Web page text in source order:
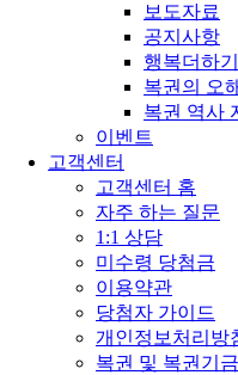
보도자료
공지사항
행복더하
복권의 오
복권 역사
이벤트
고객센터
고객센터 홈
자주 하는 질문
1:1 상담
미수령 당첨금
이용약관
당첨자 가이드
개인정보처리방
복권 및 복권기